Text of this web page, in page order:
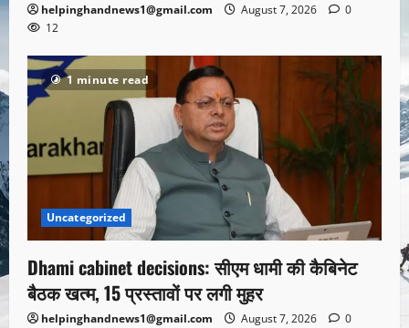
helpinghandnews1@gmail.com August 7, 2026
0
12
1 minute read
Uncategorized
Dhami cabinet decisions: सीएम धामी की कैबिनेट
बैठक खत्म, 15 प्रस्तावों पर लगी मुहर
helpinghandnews1@gmail.com August 7, 2026
0